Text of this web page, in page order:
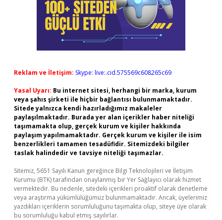
Reklam ve İletişim: Skype: live:.cid.575569c608265c69
Yasal Uyarı: Bu internet sitesi, herhangi bir marka, kurum
veya şahıs şirketi ile hiçbir bağlantısı bulunmamaktadır.
Sitede yalnızca kendi hazırladığımız makaleler
paylaşılmaktadır. Burada yer alan içerikler haber niteliği
taşımamakta olup, gerçek kurum ve kişiler hakkında
paylaşım yapılmamaktadır. Gerçek kurum ve kişiler ile isim
benzerlikleri tamamen tesadüfidir. Sitemizdeki bilgiler
taslak halindedir ve tavsiye niteliği taşımazlar.
Sitemiz, 5651 Sayılı Kanun gereğince Bilgi Teknolojileri ve İletişim
Kurumu (BTK) tarafından onaylanmış bir Yer Sağlayıcı olarak hizmet
vermektedir. Bu nedenle, sitedeki içerikleri proaktif olarak denetleme
veya araştırma yükümlülüğümüz bulunmamaktadır. Ancak, üyelerimiz
yazdıkları içeriklerin sorumluluğunu taşımakta olup, siteye üye olarak
bu sorumluluğu kabul etmiş sayılırlar.